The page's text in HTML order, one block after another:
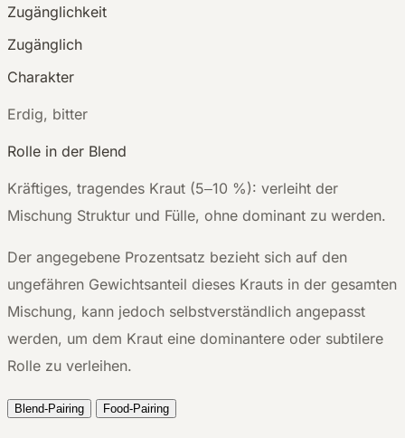
Zugänglichkeit
Zugänglich
Charakter
Erdig, bitter
Rolle in der Blend
Kräftiges, tragendes Kraut (5–10 %): verleiht der
Mischung Struktur und Fülle, ohne dominant zu werden.
Der angegebene Prozentsatz bezieht sich auf den
ungefähren Gewichtsanteil dieses Krauts in der gesamten
Mischung, kann jedoch selbstverständlich angepasst
werden, um dem Kraut eine dominantere oder subtilere
Rolle zu verleihen.
Blend-Pairing Food-Pairing